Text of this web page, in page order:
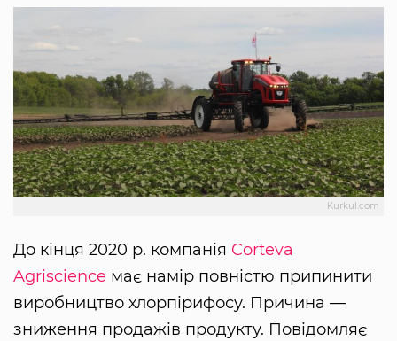
Kurkul.com
До кінця 2020 р. компанія Corteva
Agriscience має намір повністю припинити
виробництво хлорпірифосу. Причина —
зниження продажів продукту. Повідомляє